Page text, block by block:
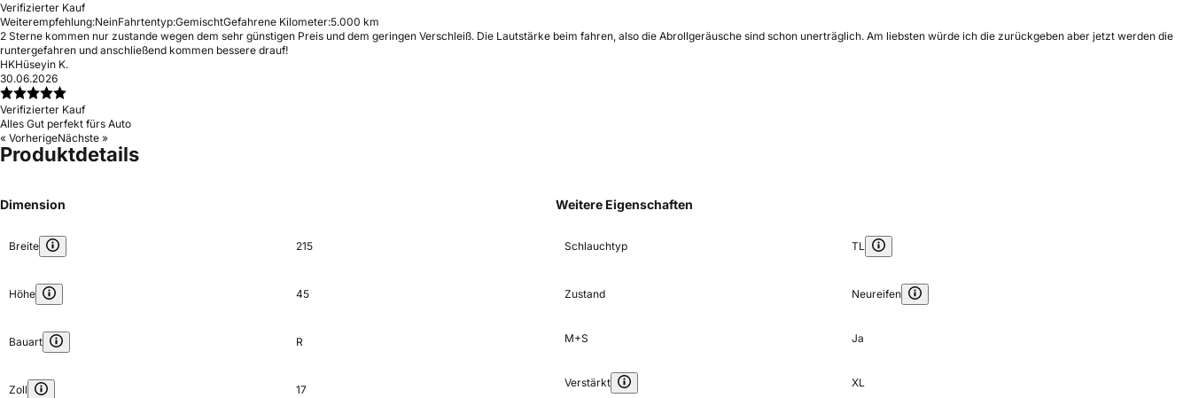
Verifizierter Kauf
Weiterempfehlung:NeinFahrtentyp:GemischtGefahrene Kilometer:5.000 km
2 Sterne kommen nur zustande wegen dem sehr günstigen Preis und dem geringen Verschleiß. Die Lautstärke beim fahren, also die Abrollgeräusche sind schon unerträglich. Am liebsten würde ich die zurückgeben aber jetzt werden die
runtergefahren und anschließend kommen bessere drauf!
HKHüseyin K.
30.06.2026
Verifizierter Kauf
Alles Gut perfekt fürs Auto
« VorherigeNächste »
Produktdetails
Dimension
Breite 215
Höhe 45
Bauart R
Zoll 17
Weitere Eigenschaften
Schlauchtyp TL
Zustand Neureifen
M+S Ja
Verstärkt XL